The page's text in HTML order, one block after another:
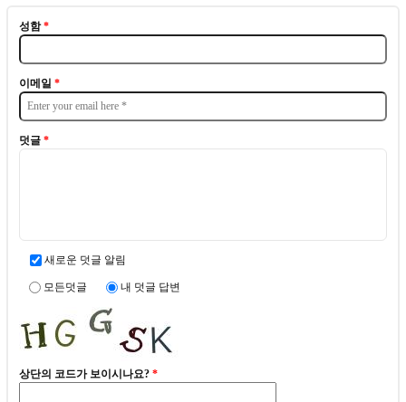
성함*
이메일 *
덧글 *
새로운 덧글 알림
모든덧글 내 덧글 답변
상단의 코드가 보이시나요? *